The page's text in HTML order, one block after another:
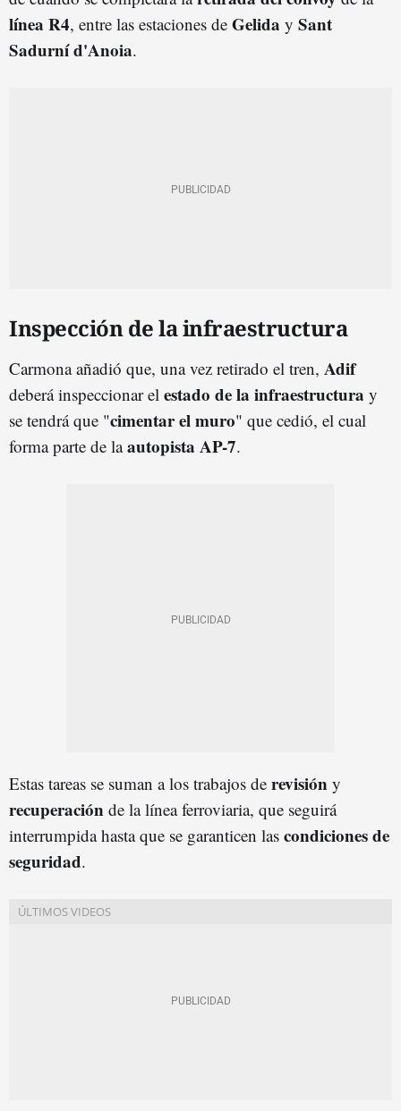
línea R4, entre las estaciones de Gelida y Sant
Sadurní d'Anoia.
Inspección de la infraestructura
Carmona añadió que, una vez retirado el tren, Adif
deberá inspeccionar el estado de la infraestructura y
se tendrá que "cimentar el muro" que cedió, el cual
forma parte de laautopista AP-7.
Estas tareas se suman a los trabajos de revisión y
recuperación de la línea ferroviaria, que seguirá
interrumpida hasta que se garanticen las condiciones de
seguridad.